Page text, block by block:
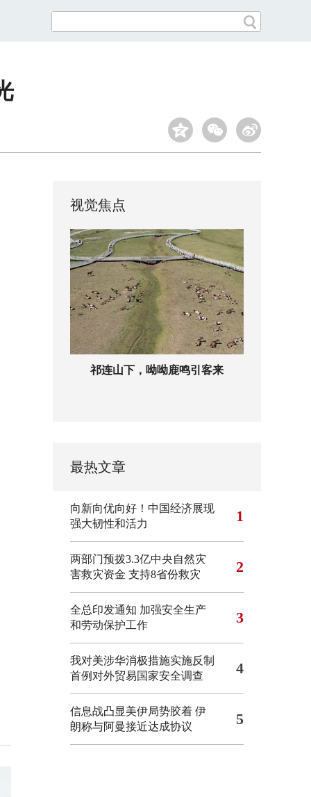
视觉焦点
祁连山下，呦呦鹿鸣引客来
最热文章
向新向优向好！中国经济展现
强大韧性和活力
1
两部门预拨3.3亿中央自然灾
害救灾资金 支持8省份救灾
2
全总印发通知 加强安全生产
和劳动保护工作
3
我对美涉华消极措施实施反制
首例对外贸易国家安全调查
4
信息战凸显美伊局势胶着 伊
朗称与阿曼接近达成协议
5